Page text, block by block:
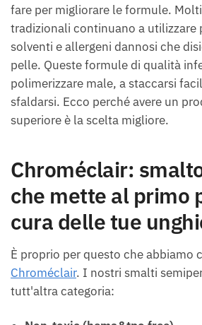
fare per migliorare le formule.
tradizionali continuano a utilizzare
solventi e allergeni dannosi che
pelle. Queste formule di qualità
polimerizzare male, a staccarsi
sfaldarsi. Ecco perché avere un
superiore è la scelta migliore.
Chroméclair:
che mette al primo
cura delle tue
È proprio per questo che abbiamo
Chroméclair. I nostri smalti
tutt'altra categoria: